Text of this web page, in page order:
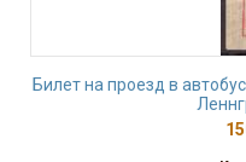
Билет на проезд в